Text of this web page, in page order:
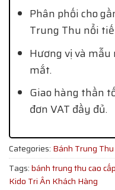
Phân phối cho
Trung Thu nổi
Hương vị và
mắt.
Giao hàng thần
đơn VAT đầy đủ.
Categories: Bánh Trung
Tags:bánh trung thu cao cấp
Kido Tri Ân Khách Hàng